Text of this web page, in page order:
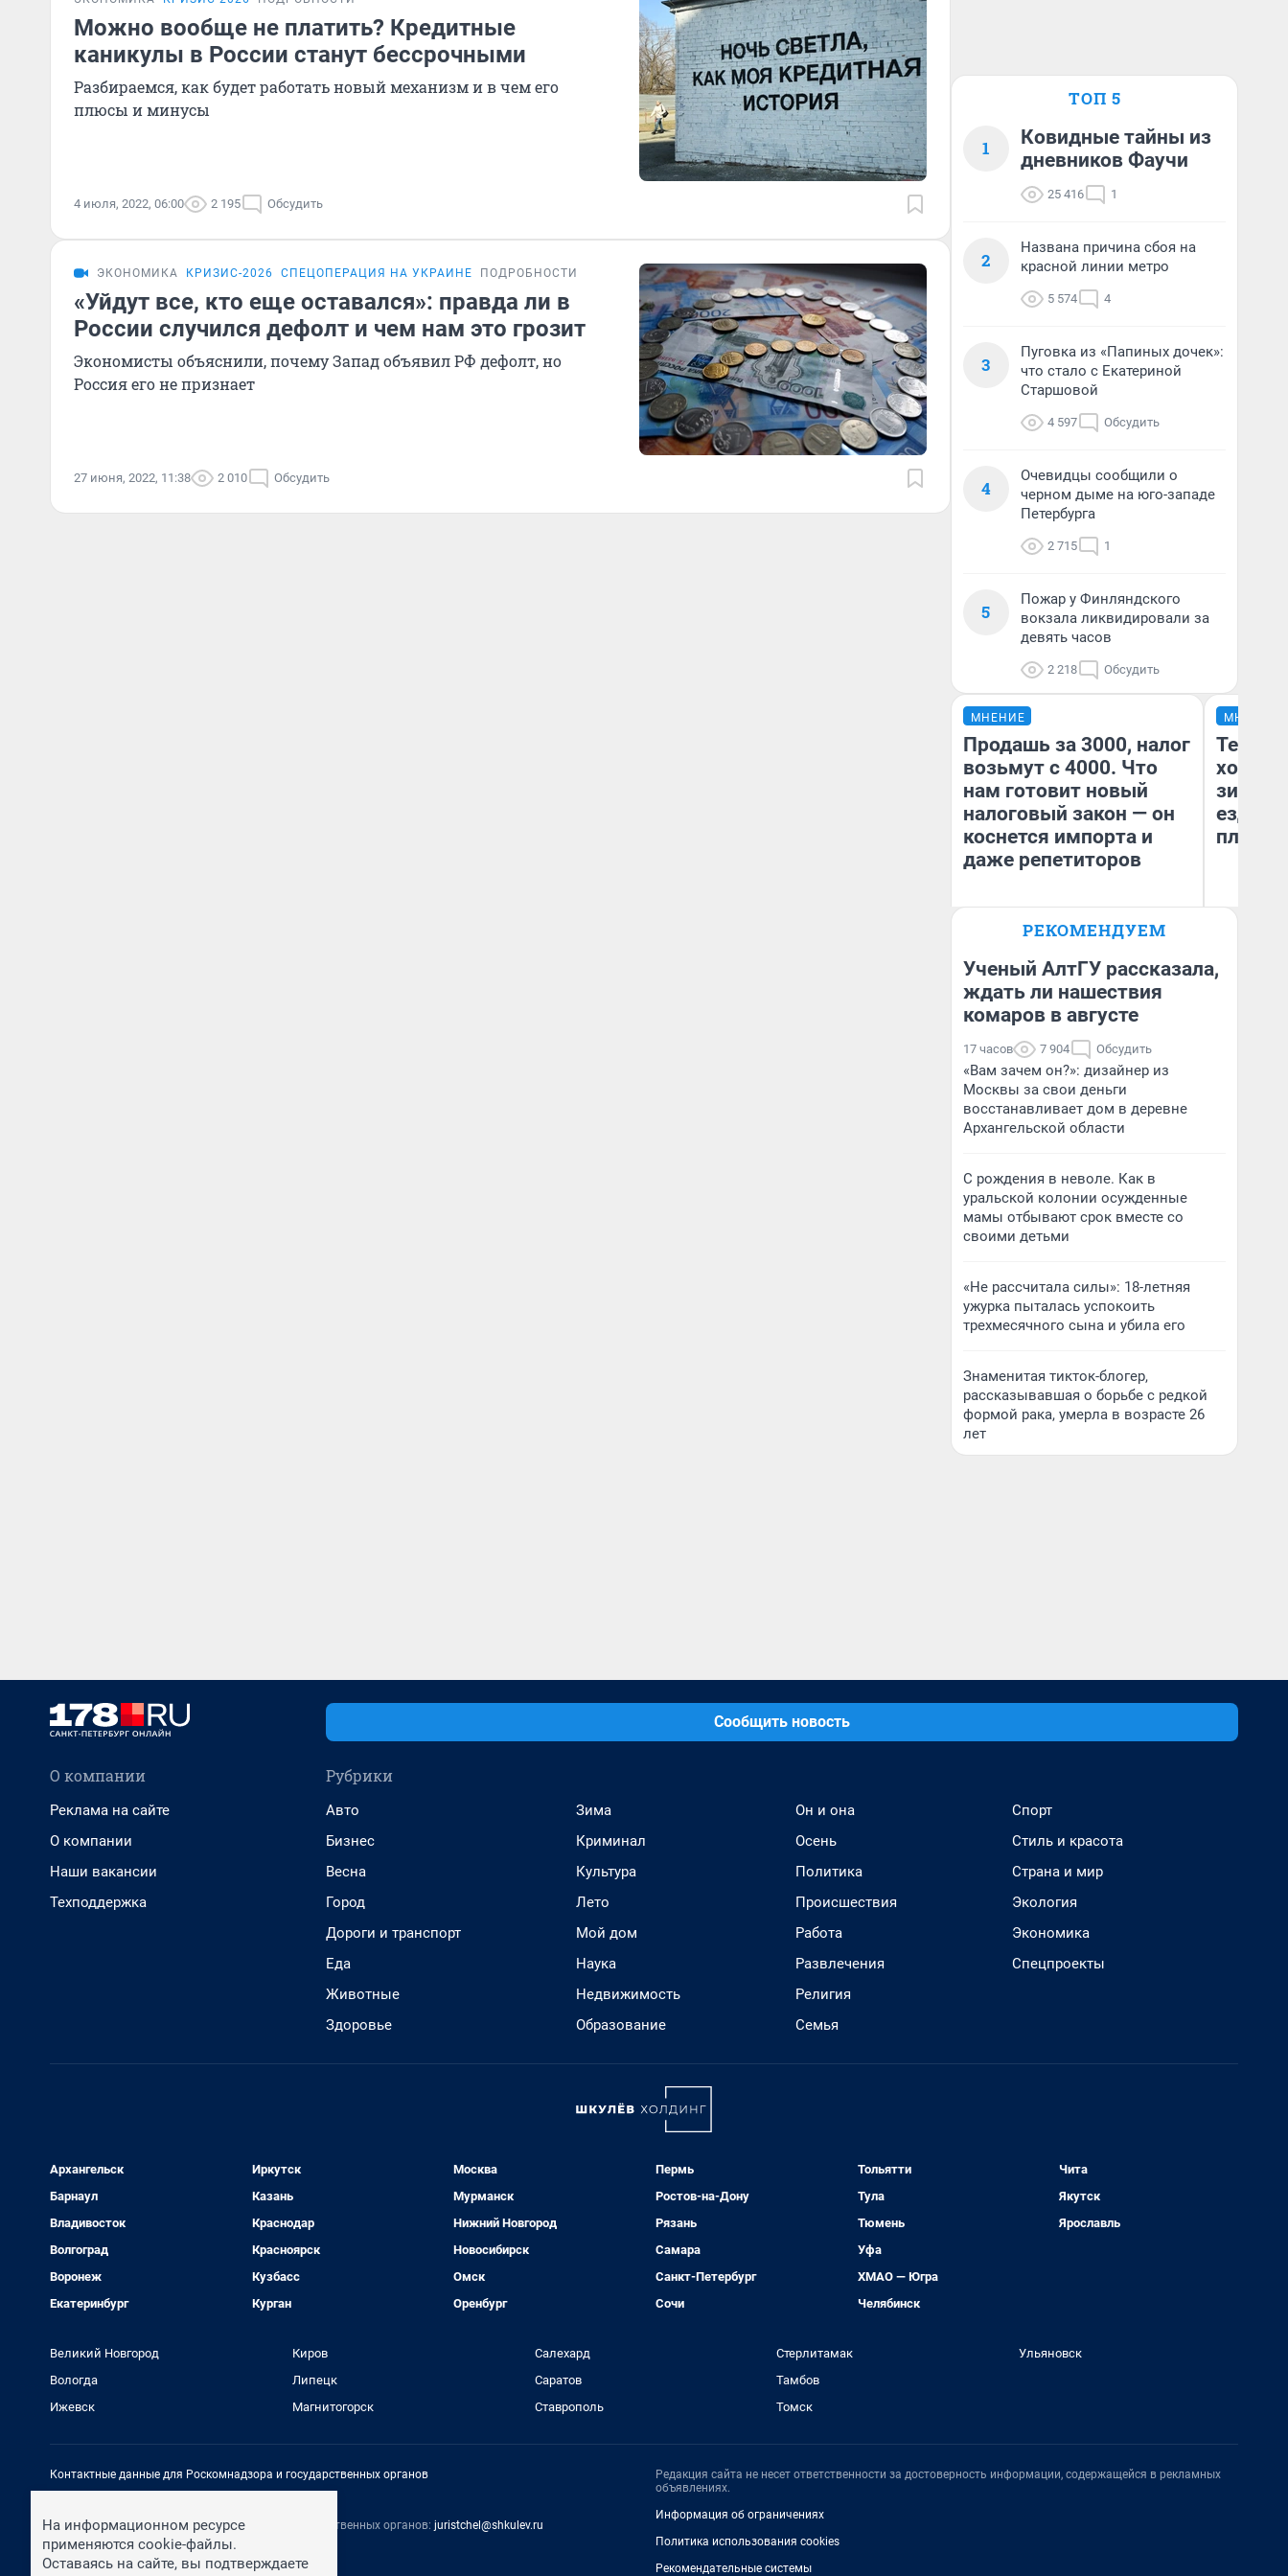
Можно вообще не платить? Кредитные
каникулы в России станут бессрочными
Разбираемся, как будет работать новый механизм и в чем его
плюсы и минусы
4 июля, 2022, 06:00 2 195 Обсудить
ЭКОНОМИКА КРИЗИС-2026 СПЕЦОПЕРАЦИЯ НА УКРАИНЕ ПОДРОБНОСТИ
«Уйдут все, кто еще оставался»: правда ли в
России случился дефолт и чем нам это грозит
Экономисты объяснили, почему Запад объявил РФ дефолт, но
Россия его не признает
27 июня, 2022, 11:38 2 010 Обсудить
ТОП 5
1
Ковидные тайны из
дневников Фаучи
25 416 1
2
Названа причина сбоя на
красной линии метро
5 574 4
3
Пуговка из «Папиных дочек»:
что стало с Екатериной
Старшовой
4 597 Обсудить
4
Очевидцы сообщили о
черном дыме на юго-западе
Петербурга
2 715 1
5
Пожар у Финляндского
вокзала ликвидировали за
девять часов
2 218 Обсудить
МНЕНИЕ
Продашь за 3000, налог
возьмут с 4000. Что
нам готовит новый
налоговый закон — он
коснется импорта и
даже репетиторов
Анастасия Завгородняя
МНЕНИЕ
Тепло
зимой.
ездит
плюсы
РЕКОМЕНДУЕМ
Ученый АлтГУ рассказала,
ждать ли нашествия
комаров в августе
17 часов 7 904 Обсудить
«Вам зачем он?»: дизайнер из
Москвы за свои деньги
восстанавливает дом в деревне
Архангельской области
С рождения в неволе. Как в
уральской колонии осужденные
мамы отбывают срок вместе со
своими детьми
«Не рассчитала силы»: 18-летняя
ужурка пыталась успокоить
трехмесячного сына и убила его
Знаменитая тикток-блогер,
рассказывавшая о борьбе с редкой
формой рака, умерла в возрасте 26
лет
Сообщить новость
О компании
Реклама на сайте
О компании
Наши вакансии
Техподдержка
Рубрики
Авто
Бизнес
Весна
Город
Дороги и транспорт
Еда
Животные
Здоровье
Зима
Криминал
Культура
Лето
Мой дом
Наука
Недвижимость
Образование
Он и она
Осень
Политика
Происшествия
Работа
Развлечения
Религия
Семья
Спорт
Стиль и красота
Страна и мир
Экология
Экономика
Спецпроекты
Архангельск
Барнаул
Владивосток
Волгоград
Воронеж
Екатеринбург
Иркутск
Казань
Краснодар
Красноярск
Кузбасс
Курган
Москва
Мурманск
Нижний Новгород
Новосибирск
Омск
Оренбург
Пермь
Ростов-на-Дону
Рязань
Самара
Санкт-Петербург
Сочи
Тольятти
Тула
Тюмень
Уфа
ХМАО — Югра
Челябинск
Чита
Якутск
Ярославль
Великий Новгород
Вологда
Ижевск
Киров
Липецк
Магнитогорск
Салехард
Саратов
Ставрополь
Стерлитамак
Тамбов
Томск
Ульяновск
Контактные данные для Роскомнадзора и государственных органов
Контактные данные для Роскомнадзора и государственных органов: juristchel@shkulev.ru
Техподдержка: help@shkulev.ru
Редакция сайта не несет ответственности за достоверность информации, содержащейся в рекламных
объявлениях.
Информация об ограничениях
Политика использования cookies
Рекомендательные системы
На информационном ресурсе
применяются cookie-файлы.
Оставаясь на сайте, вы подтверждаете